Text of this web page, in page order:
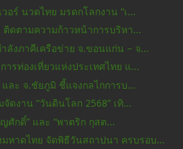
อร์ นวดไทย มรดกโลกงาน “เ...
ดตามความก้าวหน้าการบริหา...
ลังภาคีเครือข่าย จ.ขอนแก่น – จ...
รท่องเที่ยวแห่งประเทศไทย แ...
ละ จ.ชัยภูมิ ชี้แจงกลไกการบ...
จัดงาน “วันดินโลก 2568” เทิ...
ญศักดิ์” และ “พาตริก กุสต...
มหาดไทย จัดพิธีวันสถาปนา ครบรอบ...